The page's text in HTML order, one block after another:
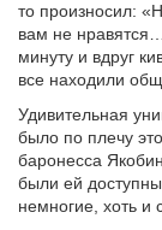
то произносил:
вам не
минуту и вдруг
все находили
Удивительная
было по плечу
баронесса
были ей
немногие, хоть и